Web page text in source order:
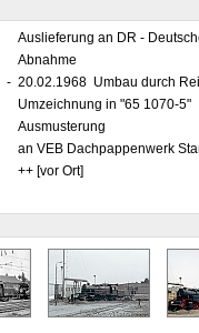
Auslieferung an DR -
Abnahme
- 20.02.1968 Umbau durch
Umzeichnung in "65 1070-5"
Ausmusterung
an VEB Dachpappenwerk
++ [vor Ort]